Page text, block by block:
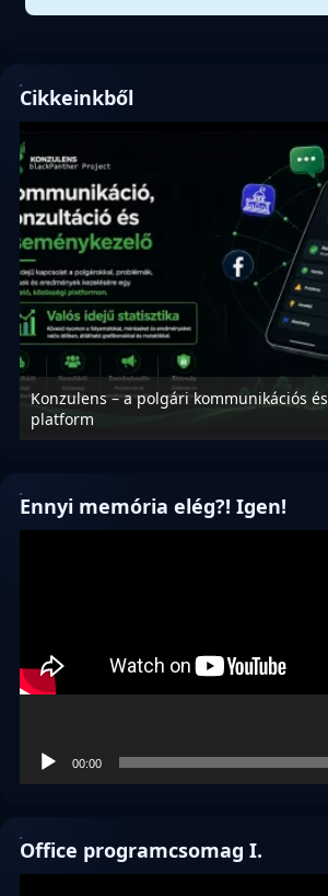
Cikkeinkből
Konzulens – a polgári kommunikációs
platform
Ennyi memória elég?! Igen!
00:00
Office programcsomag I.